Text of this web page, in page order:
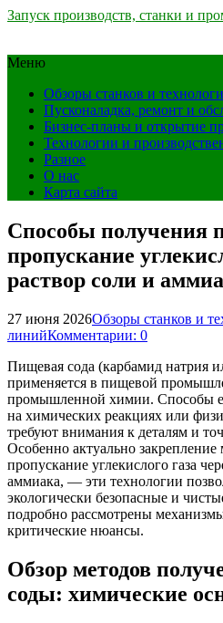
Запуск производств, станки и
Меню
Обзоры станков и
Пусконаладка, ремонт и
Бизнес-планы и открытие
Технологии и
Разное
О нас
Карта сайта
Способы получения
пропускание
раствор соли и
27 июня 2026Обзоры станков и
линийКомментарии: 0
Пищевая сода (карбамид натрия
применяется в пищевой
промышленной химии. Способы
на химических реакциях или
требуют внимания к деталям и
Особенно актуально
пропускание углекислого газа
аммиака, — эти технологии
экологически безопасные и
подробно рассмотрены
критические нюансы.
Обзор методов
соды: химические